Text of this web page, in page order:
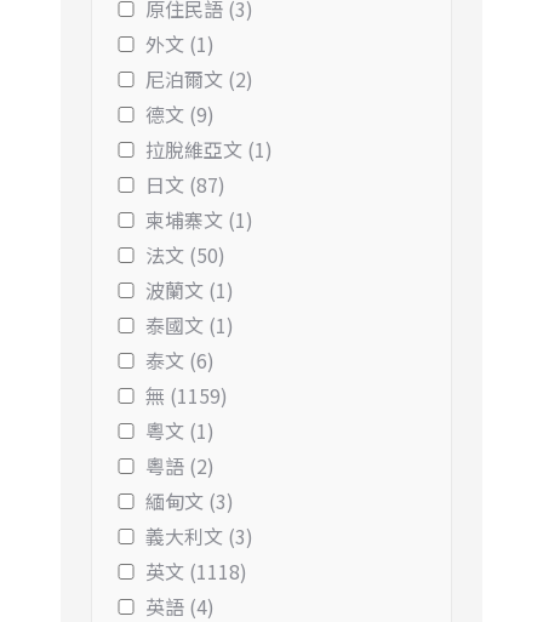
原住民語 (3)
外文 (1)
尼泊爾文 (2)
德文 (9)
拉脫維亞文 (1)
日文 (87)
柬埔寨文 (1)
法文 (50)
波蘭文 (1)
泰國文 (1)
泰文 (6)
無 (1159)
粵文 (1)
粵語 (2)
緬甸文 (3)
義大利文 (3)
英文 (1118)
英語 (4)